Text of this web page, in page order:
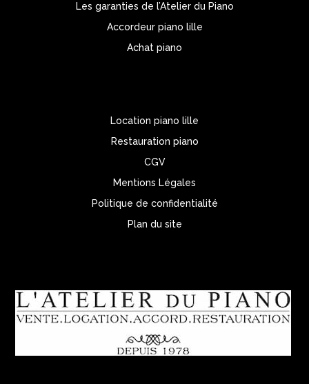
Les garanties de l’Atelier du Piano
Accordeur piano lille
Achat piano
Location piano lille
Restauration piano
CGV
Mentions Légales
Politique de confidentialité
Plan du site